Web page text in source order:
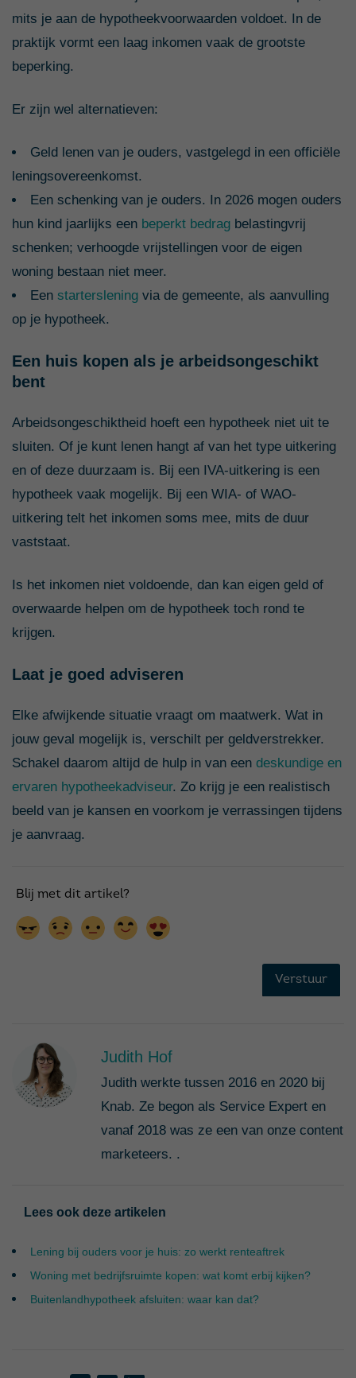
mits je aan de hypotheekvoorwaarden voldoet. In de
praktijk vormt een laag inkomen vaak de grootste
beperking.
Er zijn wel alternatieven:
Geld lenen van je ouders, vastgelegd in een officiële
leningsovereenkomst.
Een schenking van je ouders. In 2026 mogen ouders
hun kind jaarlijks een beperkt bedrag belastingvrij
schenken; verhoogde vrijstellingen voor de eigen
woning bestaan niet meer.
Een starterslening via de gemeente, als aanvulling
op je hypotheek.
Een huis kopen als je arbeidsongeschikt
bent
Arbeidsongeschiktheid hoeft een hypotheek niet uit te
sluiten. Of je kunt lenen hangt af van het type uitkering
en of deze duurzaam is. Bij een IVA-uitkering is een
hypotheek vaak mogelijk. Bij een WIA- of WAO-
uitkering telt het inkomen soms mee, mits de duur
vaststaat.
Is het inkomen niet voldoende, dan kan eigen geld of
overwaarde helpen om de hypotheek toch rond te
krijgen.
Laat je goed adviseren
Elke afwijkende situatie vraagt om maatwerk. Wat in
jouw geval mogelijk is, verschilt per geldverstrekker.
Schakel daarom altijd de hulp in van een deskundige en
ervaren hypotheekadviseur. Zo krijg je een realistisch
beeld van je kansen en voorkom je verrassingen tijdens
je aanvraag.
Judith Hof
Judith werkte tussen 2016 en 2020 bij
Knab. Ze begon als Service Expert en
vanaf 2018 was ze een van onze content
marketeers. .
Lees ook deze artikelen
Lening bij ouders voor je huis: zo werkt renteaftrek
Woning met bedrijfsruimte kopen: wat komt erbij kijken?
Buitenlandhypotheek afsluiten: waar kan dat?